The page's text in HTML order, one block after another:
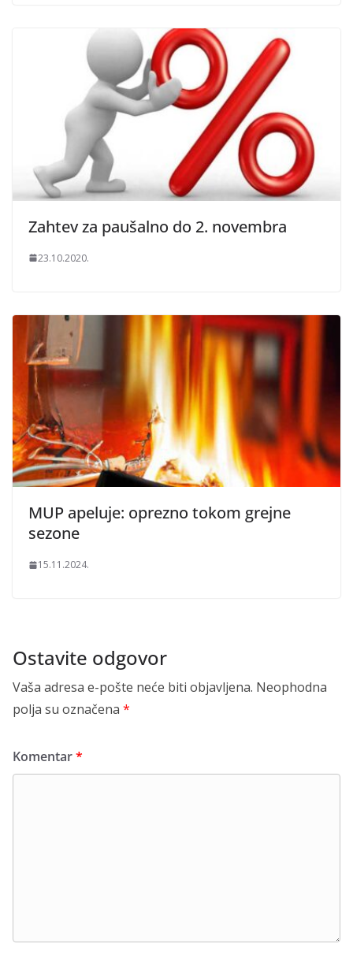
Zahtev za paušalno do 2. novembra
23.10.2020.
MUP apeluje: oprezno tokom grejne
sezone
15.11.2024.
Ostavite odgovor
Vaša adresa e-pošte neće biti objavljena. Neophodna
polja su označena *
Komentar*